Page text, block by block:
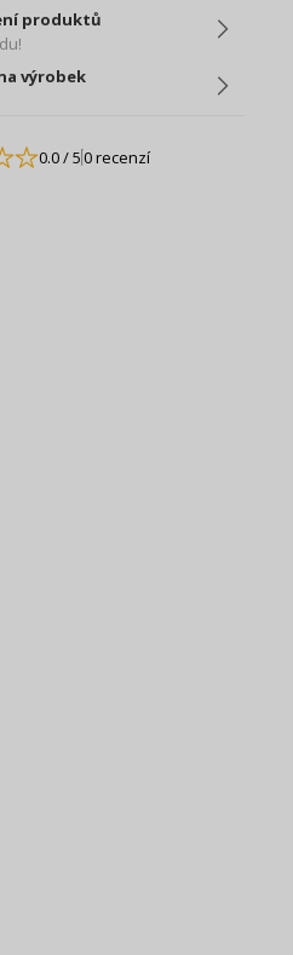
produktů
výrobek
0.0/ 50 recenzí